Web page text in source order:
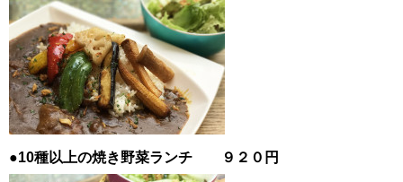
●10種以上の焼き野菜ランチ ９２０円